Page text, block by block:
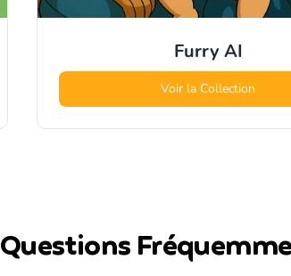
Furry AI
Voir la Collection
Questions